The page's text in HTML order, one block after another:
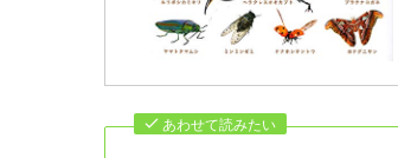
あわせて読みたい